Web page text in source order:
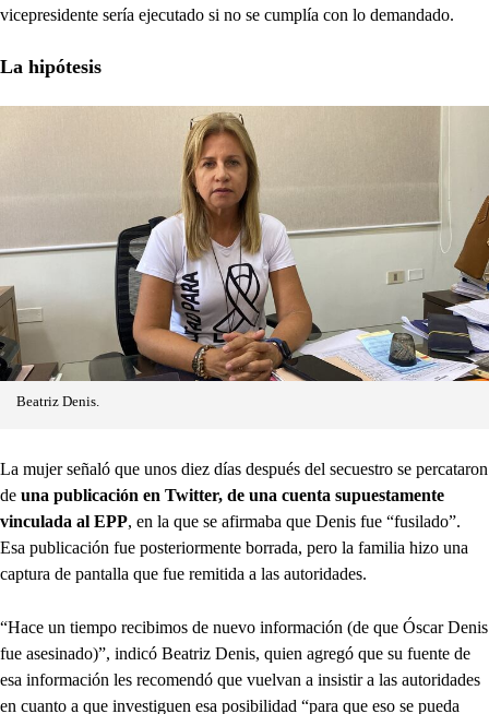
vicepresidente sería ejecutado si no se cumplía con lo demandado.
La hipótesis
Beatriz Denis.
La mujer señaló que unos diez días después del secuestro se percataron
de una publicación en Twitter, de una cuenta supuestamente
vinculada al EPP, en la que se afirmaba que Denis fue “fusilado”.
Esa publicación fue posteriormente borrada, pero la familia hizo una
captura de pantalla que fue remitida a las autoridades.
“Hace un tiempo recibimos de nuevo información (de que Óscar Denis
fue asesinado)”, indicó Beatriz Denis, quien agregó que su fuente de
esa información les recomendó que vuelvan a insistir a las autoridades
en cuanto a que investiguen esa posibilidad “para que eso se pueda